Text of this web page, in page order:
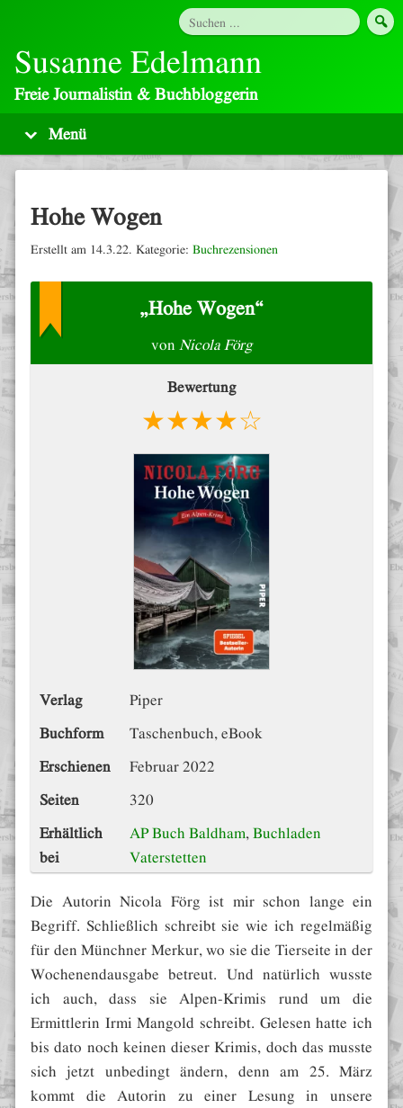
Susanne Edelmann
Freie Journalistin & Buchbloggerin
Hohe Wogen
Erstellt am 14.3.22. Kategorie: Buchrezensionen
„Hohe Wogen“
von Nicola Förg
Bewertung
★★★★☆
Verlag Piper
Buchform Taschenbuch, eBook
Erschienen Februar 2022
Seiten 320
Erhältlich
bei
AP Buch Baldham Buchladen
Vaterstetten
Die Autorin Nicola Förg ist mir schon lange ein
Begriff. Schließlich schreibt sie wie ich regelmäßig
für den Münchner Merkur, wo sie die Tierseite in der
Wochenendausgabe betreut. Und natürlich wusste
ich auch, dass sie Alpen-Krimis rund um die
Ermittlerin Irmi Mangold schreibt. Gelesen hatte ich
bis dato noch keinen dieser Krimis, doch das musste
sich jetzt unbedingt ändern, denn am 25. März
kommt die Autorin zu einer Lesung in unsere